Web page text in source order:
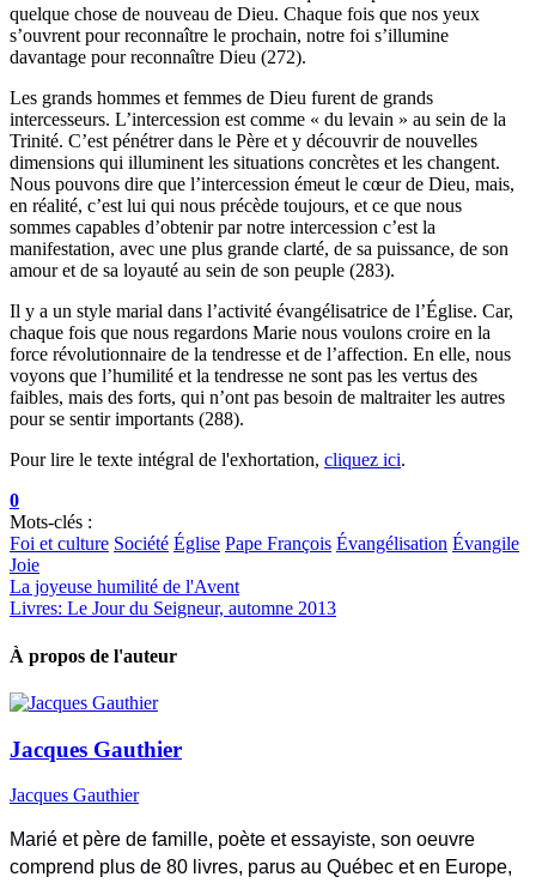
quelque chose de nouveau de Dieu. Chaque fois que nos yeux
s’ouvrent pour reconnaître le prochain, notre foi s’illumine
davantage pour reconnaître Dieu (272).
Les grands hommes et femmes de Dieu furent de grands
intercesseurs. L’intercession est comme « du levain » au sein de la
Trinité. C’est pénétrer dans le Père et y découvrir de nouvelles
dimensions qui illuminent les situations concrètes et les changent.
Nous pouvons dire que l’intercession émeut le cœur de Dieu, mais,
en réalité, c’est lui qui nous précède toujours, et ce que nous
sommes capables d’obtenir par notre intercession c’est la
manifestation, avec une plus grande clarté, de sa puissance, de son
amour et de sa loyauté au sein de son peuple (283).
Il y a un style marial dans l’activité évangélisatrice de l’Église. Car,
chaque fois que nous regardons Marie nous voulons croire en la
force révolutionnaire de la tendresse et de l’affection. En elle, nous
voyons que l’humilité et la tendresse ne sont pas les vertus des
faibles, mais des forts, qui n’ont pas besoin de maltraiter les autres
pour se sentir importants (288).
Pour lire le texte intégral de l'exhortation, cliquez ici.
0
Mots-clés :
Foi et culture Société Église Pape François Évangélisation Évangile
Joie
La joyeuse humilité de l'Avent
Livres: Le Jour du Seigneur, automne 2013
À propos de l'auteur
Jacques Gauthier
Jacques Gauthier
Marié et père de famille, poète et essayiste, son oeuvre
comprend plus de 80 livres, parus au Québec et en Europe,